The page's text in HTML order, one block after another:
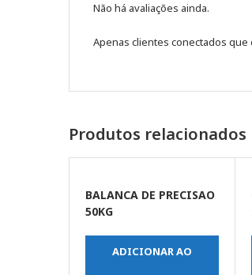
Não há avaliações ainda.
Apenas clientes conectados
Produtos relacionados
BALANCA DE PRECISAO
50KG
ADICIONAR AO